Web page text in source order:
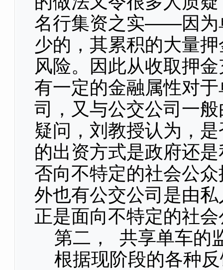
名行集资之实——因为
少的，其累积的大量
风险。因此从收取押
有一定的金融属性对
司，又与公交公司一
疑问，刘教授认为，
的出资方式是政府还
否向不特定的社会公
外也有公交公司是由
正是面向不特定的社
第二， 共享单车的
根据现阶段的各种反